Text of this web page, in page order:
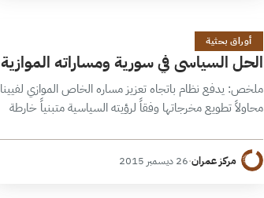
ا9 دقائق
أوراق بحثية
الحل السياسي في سورية ومساراته الموازية
ملخص: يدفع نظام باتجاه تعزيز مساره الخاص الموازي لفيينا
محاولاً تطويع مخرجاتها وفقاً لرؤيته السياسية متبنياً خارطة
يحتم على قوى المقاومة…
مركز عمران·26 ديسمبر 2015